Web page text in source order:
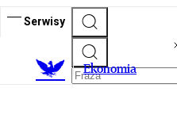
Serwisy
Ekonomia